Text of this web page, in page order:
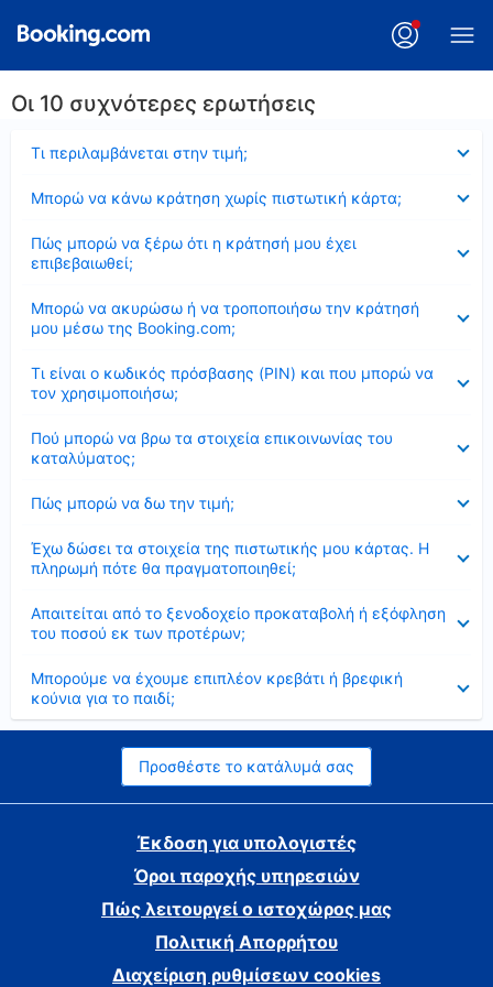
Οι 10 συχνότερες ερωτήσεις
Τι περιλαμβάνεται στην τιμή;
Μπορώ να κάνω κράτηση χωρίς πιστωτική κάρτα;
Πώς μπορώ να ξέρω ότι η κράτησή μου έχει
επιβεβαιωθεί;
Μπορώ να ακυρώσω ή να τροποποιήσω την κράτησή
μου μέσω της Booking.com;
Τι είναι ο κωδικός πρόσβασης (PIN) και που μπορώ να
τον χρησιμοποιήσω;
Πού μπορώ να βρω τα στοιχεία επικοινωνίας του
καταλύματος;
Πώς μπορώ να δω την τιμή;
Έχω δώσει τα στοιχεία της πιστωτικής μου κάρτας. Η
πληρωμή πότε θα πραγματοποιηθεί;
Απαιτείται από το ξενοδοχείο προκαταβολή ή εξόφληση
του ποσού εκ των προτέρων;
Μπορούμε να έχουμε επιπλέον κρεβάτι ή βρεφική
κούνια για το παιδί;
Προσθέστε το κατάλυμά σας
Έκδοση για υπολογιστές
Όροι παροχής υπηρεσιών
Πώς λειτουργεί ο ιστοχώρος μας
Πολιτική Απορρήτου
Διαχείριση ρυθμίσεων cookies